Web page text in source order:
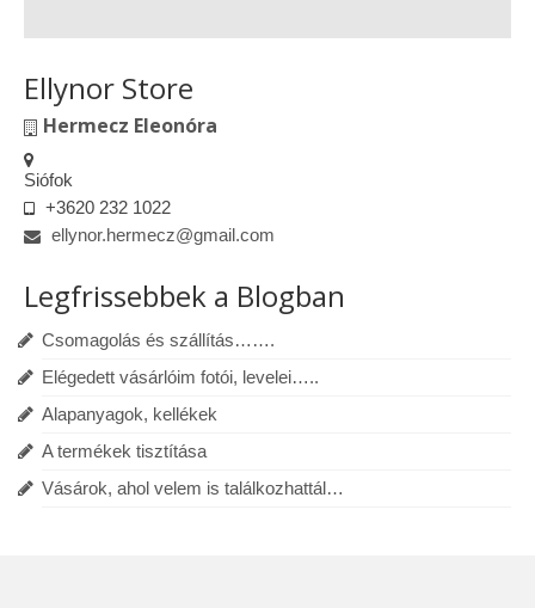
Ellynor Store
Hermecz Eleonóra
Siófok
+3620 232 1022
ellynor.hermecz@gmail.com
Legfrissebbek a Blogban
Csomagolás és szállítás…….
Elégedett vásárlóim fotói, levelei…..
Alapanyagok, kellékek
A termékek tisztítása
Vásárok, ahol velem is találkozhattál…